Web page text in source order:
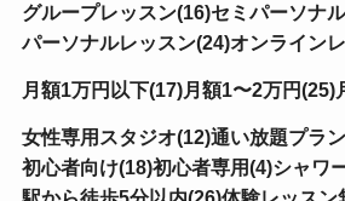
グループレッスン(16)セミパーソナ
パーソナルレッスン(24)オンライン
月額1万円以下(17)月額1〜2万円(25)
女性専用スタジオ(12)通い放題プラ
初心者向け(18)初心者専用(4)シャワ